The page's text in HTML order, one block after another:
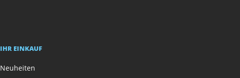
IHR EINKAUF
Neuheiten